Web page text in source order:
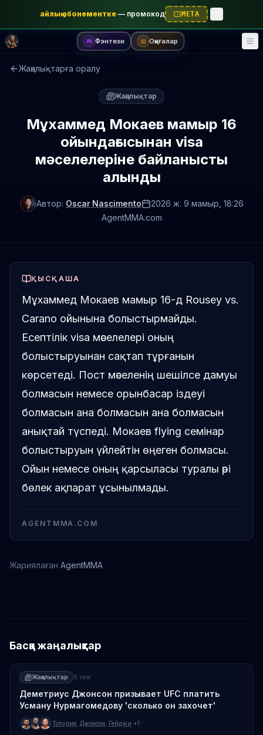
айлық абонементке — промокод META
🎮 Фэнтези 📅 Оқиғалар
Жаңалықтарға оралу
Жаңалықтар
Мұхаммед Мокаев мамыр 16
ойындағысынан visa
мәселелеріне байланысты
алынды
Автор: Oscar Nascimento 2026 ж. 9 мамыр , 18:26
AgentMMA.com
ҚЫСҚАША
Мұхаммед Мокаев мамыр 16-д Rousey vs.
Carano ойынына болыстырмайды.
Есептілік visa мәселелері оның
болыстыруынан сақтап тұрғанын
көрсетеді. Пост мәселенің шешілсе дамуы
болмасын немесе орынбасар іздеуі
болмасын ана болмасын ана болмасын
анықтай түспеді. Мокаев flying семінар
болыстыруын үйлейтін өңеген болмасы.
Ойын немесе оның қарсыласы туралы әрі
бөлек ақпарат ұсынылмады.
AGENTMMA.COM
Жариялаған AgentMMA
Басқа жаңалықтар
Жаңалықтар 6 там.
Деметриус Джонсон призывает UFC платить
Усману Нурмагомедову 'сколько он захочет'
Топурия Джонсон Гейджи +1